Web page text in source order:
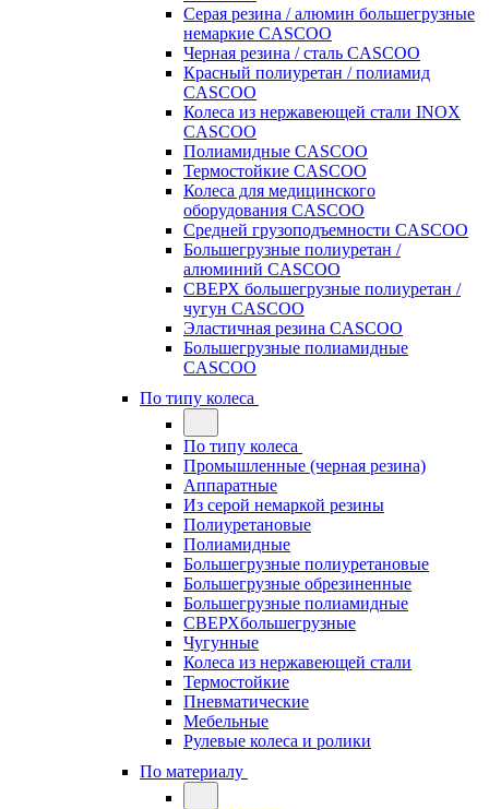
Серая резина / алюмин большегрузные
немаркие CASCOO
Черная резина / сталь CASCOO
Красный полиуретан / полиамид
CASCOO
Колеса из нержавеющей стали INOX
CASCOO
Полиамидные CASCOO
Термостойкие CASCOO
Колеса для медицинского
оборудования CASCOO
Средней грузоподъемности CASCOO
Большегрузные полиуретан /
алюминий CASCOO
СВЕРХ большегрузные полиуретан /
чугун CASCOO
Эластичная резина CASCOO
Большегрузные полиамидные
CASCOO
По типу колеса
По типу колеса
Промышленные (черная резина)
Аппаратные
Из серой немаркой резины
Полиуретановые
Полиамидные
Большегрузные полиуретановые
Большегрузные обрезиненные
Большегрузные полиамидные
СВЕРХбольшегрузные
Чугунные
Колеса из нержавеющей стали
Термостойкие
Пневматические
Мебельные
Рулевые колеса и ролики
По материалу